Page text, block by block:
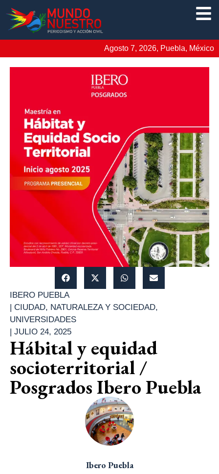
Agosto 7, 2026, Puebla, México
IBERO PUEBLA
| CIUDAD, NATURALEZA Y SOCIEDAD,
UNIVERSIDADES
| JULIO 24, 2025
Hábital y equidad
socioterritorial /
Posgrados Ibero Puebla
Ibero Puebla